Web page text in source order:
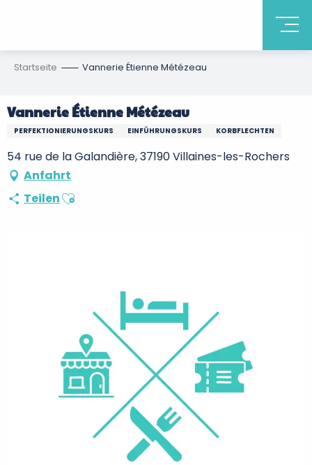
Startseite Vannerie Étienne Métézeau
Vannerie Étienne Métézeau
PERFEKTIONIERUNGSKURS EINFÜHRUNGSKURS KORBFLECHTEN
54 rue de la Galandière, 37190 Villaines-les-Rochers
Anfahrt
TeilenAjouter aux favoris